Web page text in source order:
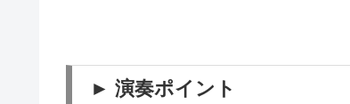
► 演奏ポイント